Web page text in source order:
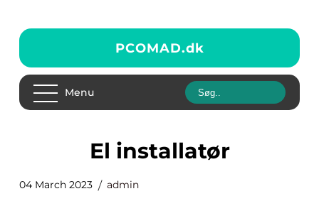
PCOMAD.dk
Menu
el installatør
04 March 2023 admin